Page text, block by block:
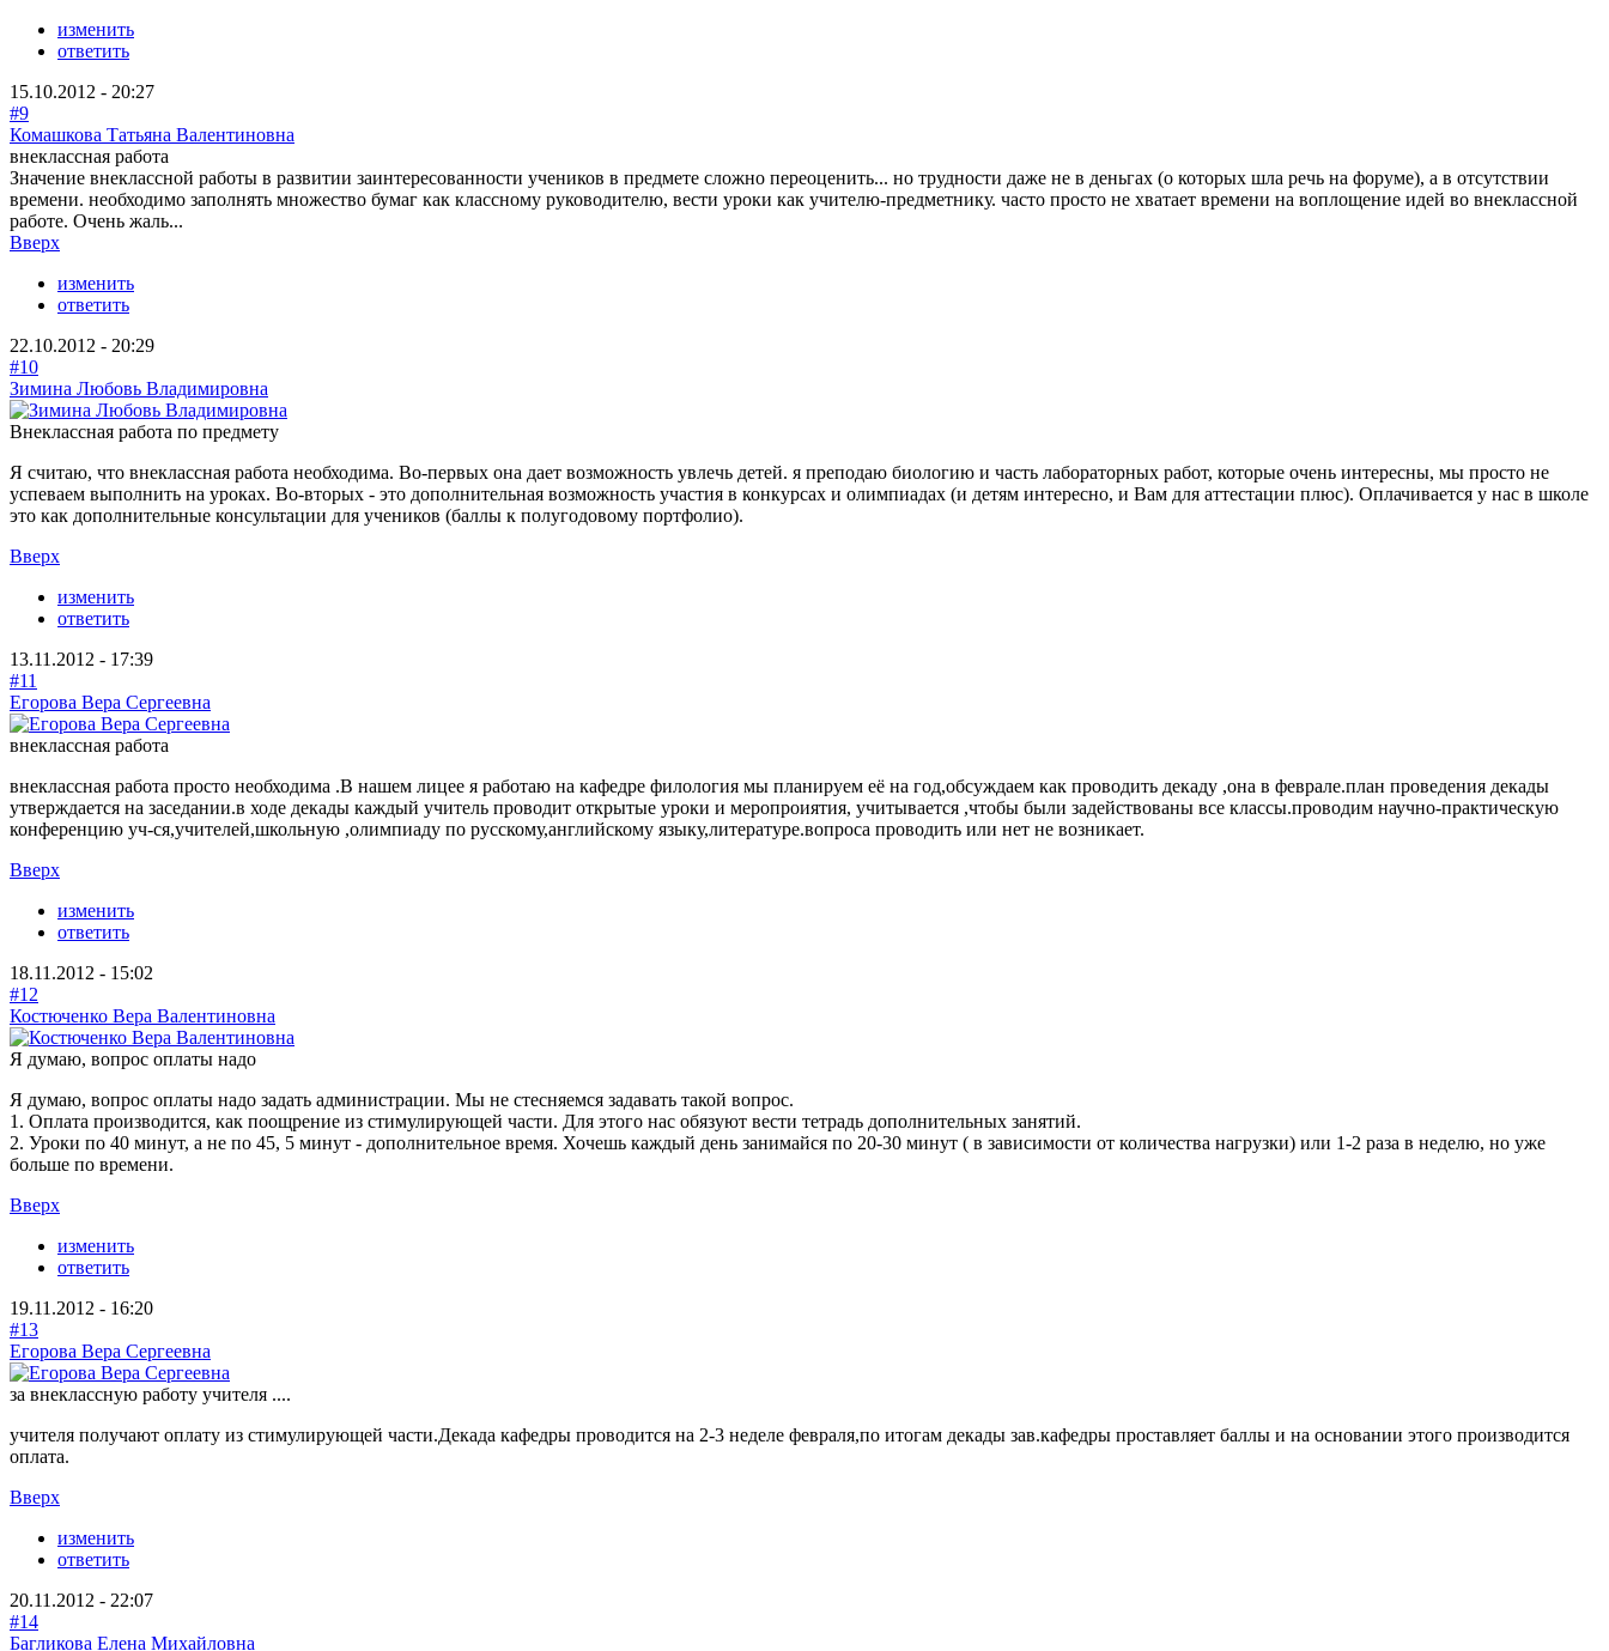
изменить
ответить
15.10.2012 - 20:27
#9
Комашкова Татьяна Валентиновна
внеклассная работа
Значение внеклассной работы в развитии заинтересованности учеников в предмете сложно переоценить... но трудности даже не в деньгах (о которых шла речь на форуме), а в отсутствии
времени. необходимо заполнять множество бумаг как классному руководителю, вести уроки как учителю-предметнику. часто просто не хватает времени на воплощение идей во внеклассной
работе. Очень жаль...
Вверх
изменить
ответить
22.10.2012 - 20:29
#10
Зимина Любовь Владимировна
Внеклассная работа по предмету
Я считаю, что внеклассная работа необходима. Во-первых она дает возможность увлечь детей. я преподаю биологию и часть лабораторных работ, которые очень интересны, мы просто не
успеваем выполнить на уроках. Во-вторых - это дополнительная возможность участия в конкурсах и олимпиадах (и детям интересно, и Вам для аттестации плюс). Оплачивается у нас в школе
это как дополнительные консультации для учеников (баллы к полугодовому портфолио).
Вверх
изменить
ответить
13.11.2012 - 17:39
#11
Егорова Вера Сергеевна
внеклассная работа
внеклассная работа просто необходима .В нашем лицее я работаю на кафедре филология мы планируем её на год,обсуждаем как проводить декаду ,она в феврале.план проведения декады
утверждается на заседании.в ходе декады каждый учитель проводит открытые уроки и меропроиятия, учитывается ,чтобы были задействованы все классы.проводим научно-практическую
конференцию уч-ся,учителей,школьную ,олимпиаду по русскому,английскому языку,литературе.вопроса проводить или нет не возникает.
Вверх
изменить
ответить
18.11.2012 - 15:02
#12
Костюченко Вера Валентиновна
Я думаю, вопрос оплаты надо
Я думаю, вопрос оплаты надо задать администрации. Мы не стесняемся задавать такой вопрос.
1. Оплата производится, как поощрение из стимулирующей части. Для этого нас обязуют вести тетрадь дополнительных занятий.
2. Уроки по 40 минут, а не по 45, 5 минут - дополнительное время. Хочешь каждый день занимайся по 20-30 минут ( в зависимости от количества нагрузки) или 1-2 раза в неделю, но уже
больше по времени.
Вверх
изменить
ответить
19.11.2012 - 16:20
#13
Егорова Вера Сергеевна
за внеклассную работу учителя ....
учителя получают оплату из стимулирующей части.Декада кафедры проводится на 2-3 неделе февраля,по итогам декады зав.кафедры проставляет баллы и на основании этого производится
оплата.
Вверх
изменить
ответить
20.11.2012 - 22:07
#14
Багликова Елена Михайловна